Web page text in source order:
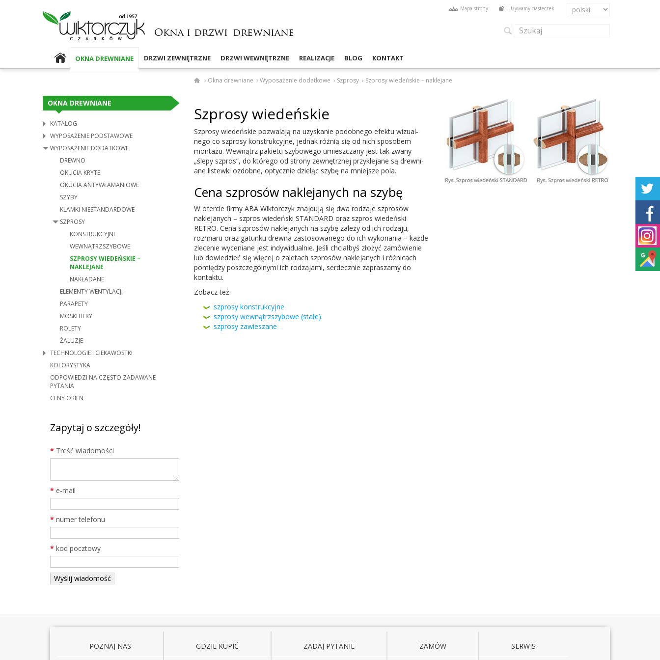
Używamy ciasteczek
Mapa strony
OKNA DREWNIANE DRZWI ZEWNĘTRZNE DRZWI WEWNĘTRZNE REALIZACJE BLOG KONTAKT
› Okna drewniane › Wyposażenie dodatkowe › Szprosy › Szprosy wiedeńskie – naklejane
OKNA DREWNIANE
KATALOG
WYPOSAŻENIE PODSTAWOWE
WYPOSAŻENIE DODATKOWE
DREWNO
OKUCIA KRYTE
OKUCIA ANTYWŁAMANIOWE
SZYBY
KLAMKI NIESTANDARDOWE
SZPROSY
KONSTRUKCYJNE
WEWNĄTRZSZYBOWE
SZPROSY WIEDEŃSKIE –
NAKLEJANE
NAKŁADANE
ELEMENTY WENTYLACJI
PARAPETY
MOSKITIERY
ROLETY
ŻALUZJE
TECHNOLOGIE I CIEKAWOSTKI
KOLORYSTYKA
ODPOWIEDZI NA CZĘSTO ZADAWANE
PYTANIA
CENY OKIEN
Zapytaj o szczegóły!
* Treść wiadomości
* e-mail
* numer telefonu
* kod pocztowy
Szprosy wiedeńskie
Szprosy wiedeńskie pozwalają na uzyskanie podob­nego efektu wiz­ual­
nego co szprosy kon­struk­cyjne, jed­nak różnią się od nich sposobem
mon­tażu. Wewnątrz paki­etu szy­bowego umieszczany jest tak zwany
„ślepy szpros”, do którego od strony zewnętrznej przyk­le­jane są drew­ni­
ane lis­tewki ozdobne, opty­cznie dzieląc szybę na mniejsze pola.
Cena szprosów nakle­janych na szybę
W ofer­cie firmy ABAWik­tor­czyk zna­j­dują się dwa rodzaje szprosów
nakle­janych – szpros wiedeński STAN­DARD oraz szpros wiedeński
RETRO. Cena szprosów nakle­janych na szybę zależy od ich rodzaju,
rozmi­aru oraz gatunku drewna zas­tosowanego do ich wyko­na­nia – każde
zlece­nie wyce­ni­ane jest indy­wid­u­al­nie. Jeśli chci­ałbyś złożyć zamówie­nie
lub dowiedzieć się więcej o zale­tach szprosów nakle­janych i różni­cach
pomiędzy poszczegól­nymi ich rodza­jami, serdecznie zapraszamy do
kontaktu.
Zobacz też:
szprosy kon­struk­cyjne
szprosy wewnątrzszy­bowe (stałe)
szprosy zaw­ieszane
POZNAJ NAS GDZIE KUPIĆ ZADAJ PYTANIE ZAMÓW SERWIS